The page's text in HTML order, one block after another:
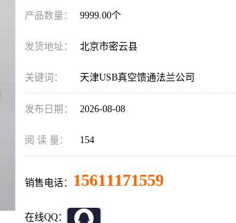
产品数量： 9999.00个
发货地址： 北京市密云县
关键词： 天津USB真空馈通法兰公司
发布日期： 2026-08-08
阅 读 量： 154
销售电话： 15611171559
在线QQ：